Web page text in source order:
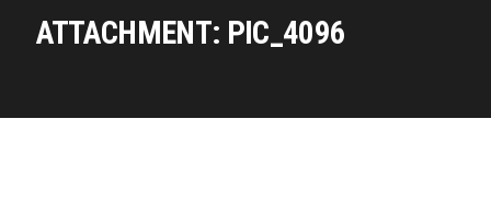
ATTACHMENT: PIC_4096